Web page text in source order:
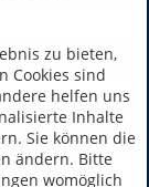
zu bieten,
Cookies sind
helfen uns
Inhalte
Sie können die
ändern. Bitte
womöglich